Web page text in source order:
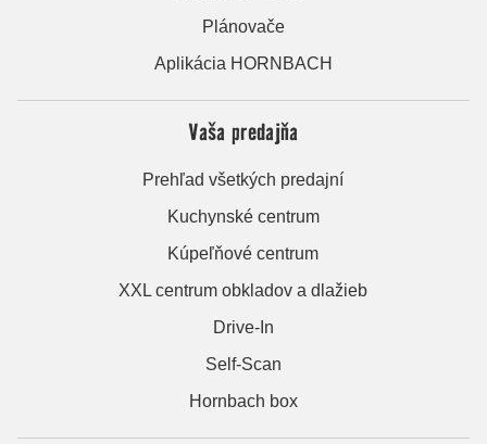
Plánovače
Aplikácia HORNBACH
Vaša predajňa
Prehľad všetkých predajní
Kuchynské centrum
Kúpeľňové centrum
XXL centrum obkladov a dlažieb
Drive-In
Self-Scan
Hornbach box